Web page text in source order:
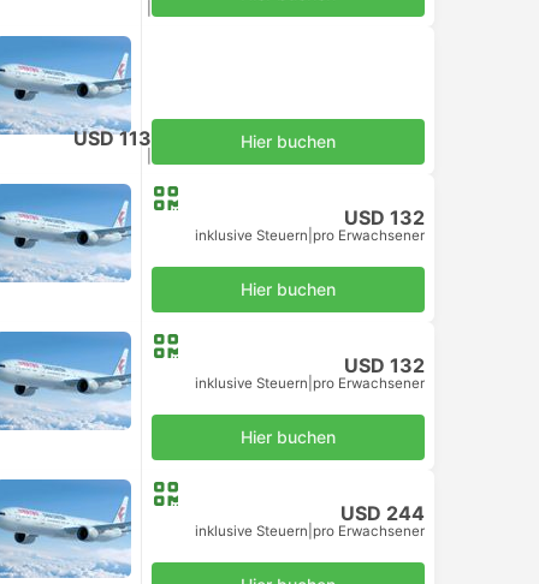
USD 113 Hier buchen
USD 132
inklusive Steuern pro Erwachsener
Hier buchen
USD 132
inklusive Steuern pro Erwachsener
Hier buchen
USD 244
inklusive Steuern pro Erwachsener